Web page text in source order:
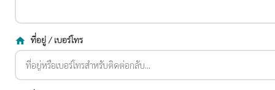
home ที่อยู่ / เบอร์โทร